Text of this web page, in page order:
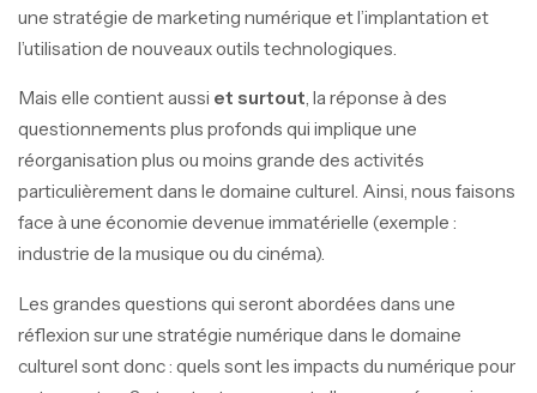
une stratégie de marketing numérique et l’implantation et
l’utilisation de nouveaux outils technologiques.
Mais elle contient aussi et surtout, la réponse à des
questionnements plus profonds qui implique une
réorganisation plus ou moins grande des activités
particulièrement dans le domaine culturel. Ainsi, nous faisons
face à une économie devenue immatérielle (exemple :
industrie de la musique ou du cinéma).
Les grandes questions qui seront abordées dans une
réflexion sur une stratégie numérique dans le domaine
culturel sont donc : quels sont les impacts du numérique pour